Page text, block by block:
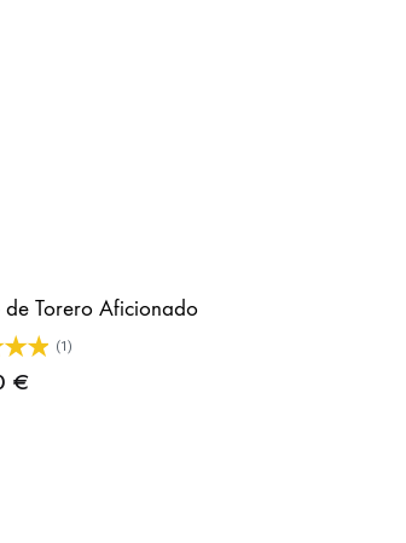
de Torero Aficionado
(1)
€